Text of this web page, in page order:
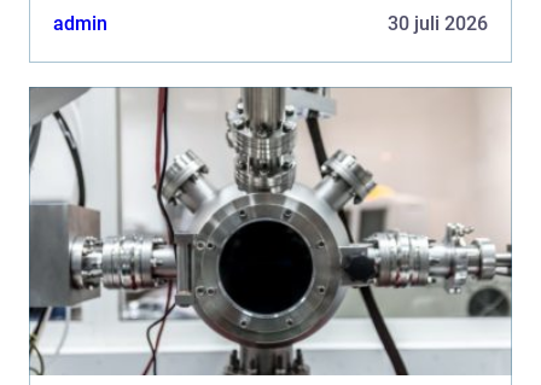
klimatet, belastningen från huset och de krav som
admin 30 juli 2026